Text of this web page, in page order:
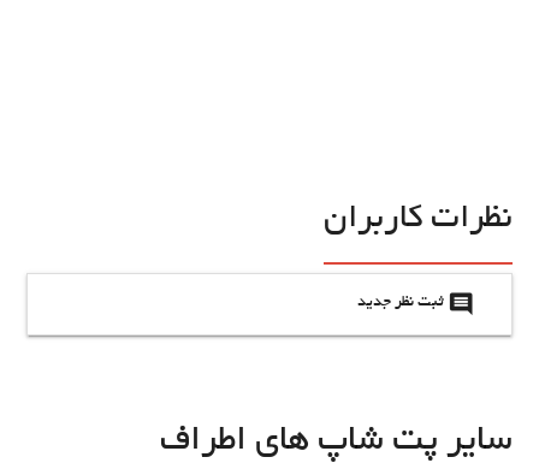
نظرات کاربران
insert_comment ثبت نظر جدید
سایر پت شاپ های اطراف